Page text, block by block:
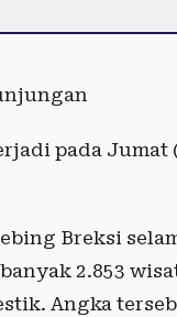
pada Jumat
Breksi
2.853
Angka